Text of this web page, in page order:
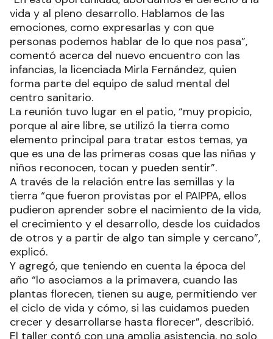
vida y al pleno desarrollo. Hablamos de las
emociones, como expresarlas y con que
personas podemos hablar de lo que nos pasa”,
comentó acerca del nuevo encuentro con las
infancias, la licenciada Mirla Fernández, quien
forma parte del equipo de salud mental del
centro sanitario.
La reunión tuvo lugar en el patio, “muy propicio,
porque al aire libre, se utilizó la tierra como
elemento principal para tratar estos temas, ya
que es una de las primeras cosas que las niñas y
niños reconocen, tocan y pueden sentir”.
A través de la relación entre las semillas y la
tierra “que fueron provistas por el PAIPPA, ellos
pudieron aprender sobre el nacimiento de la vida,
el crecimiento y el desarrollo, desde los cuidados
de otros y a partir de algo tan simple y cercano”,
explicó.
Y agregó, que teniendo en cuenta la época del
año “lo asociamos a la primavera, cuando las
plantas florecen, tienen su auge, permitiendo ver
el ciclo de vida y cómo, si las cuidamos pueden
crecer y desarrollarse hasta florecer”, describió.
El taller contó con una amplia asistencia, no solo